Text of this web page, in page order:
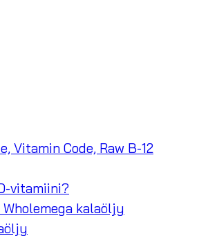
Vitamin Code, Raw B-12
vitamiini?
kalaöljy